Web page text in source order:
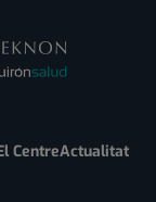
CentreActualitat